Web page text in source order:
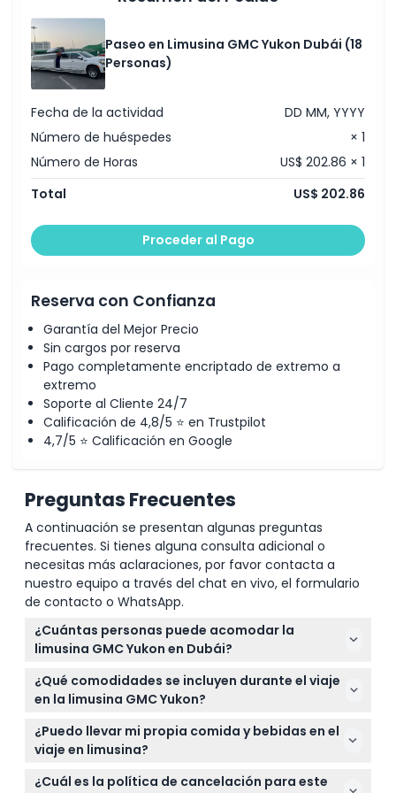
Política de Cancelación
Paseo en Limusina GMC Yukon Dubái (18
Personas)
Fecha de la actividad
DD MM, YYYY
Número de huéspedes
× 1
Número de Horas
US$ 202.86 × 1
Total
US$ 202.86
Proceder al Pago
Reserva con Confianza
Garantía del Mejor Precio
Sin cargos por reserva
Pago completamente encriptado de extremo a
extremo
Soporte al Cliente 24/7
Calificación de 4,8/5 ⭐ en Trustpilot
4,7/5 ⭐ Calificación en Google
Preguntas Frecuentes
A continuación se presentan algunas preguntas
frecuentes. Si tienes alguna consulta adicional o
necesitas más aclaraciones, por favor contacta a
nuestro equipo a través del chat en vivo, el formulario
de contacto o WhatsApp.
¿Cuántas personas puede acomodar la
limusina GMC Yukon en Dubái?
Esta limusina puede sentar cómodamente hasta 18
pasajeros, lo que la hace perfecta para salidas en
¿Qué comodidades se incluyen durante el viaje
en la limusina GMC Yukon?
El viaje incluye agua complementaria, asientos
envolventes de cuero, iluminación ambiental,
ventanas de privacidad, un sistema de sonido
envolvente, reproductor de música por Bluetooth,
¿Puedo llevar mi propia comida y bebidas en el
viaje en limusina?
Puede traer sus propias bebidas suaves y
¿Cuál es la política de cancelación para este